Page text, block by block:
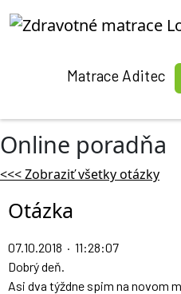
Matrace Aditec
Online poradňa
<<< Zobraziť všetky otázky
Otázka
07.10.2018 · 11:28:07
Dobrý deň.
Asi dva týždne spim na novom